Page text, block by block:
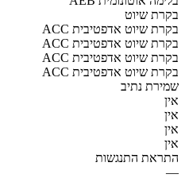
בקרת שיוט
ACC בקרת שיוט אדפטיבית
ACC בקרת שיוט אדפטיבית
ACC בקרת שיוט אדפטיבית
ACC בקרת שיוט אדפטיבית
שמירת נתיב
אין
אין
אין
אין
התראת התנגשות
—